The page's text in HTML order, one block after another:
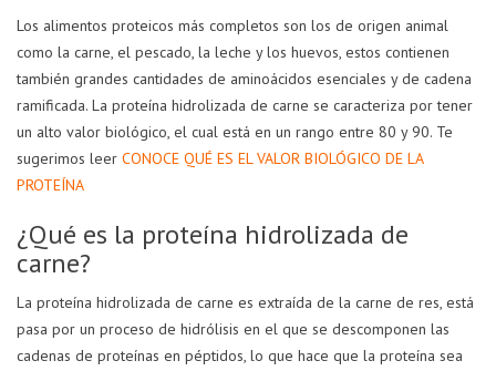
Los alimentos proteicos más completos son los de origen animal
como la carne, el pescado, la leche y los huevos, estos contienen
también grandes cantidades de aminoácidos esenciales y de cadena
ramificada. La proteína hidrolizada de carne se caracteriza por tener
un alto valor biológico, el cual está en un rango entre 80 y 90. Te
sugerimos leer CONOCE QUÉ ES EL VALOR BIOLÓGICO DE LA
PROTEÍNA
¿Qué es la proteína hidrolizada de
carne?
La proteína hidrolizada de carne es extraída de la carne de res, está
pasa por un proceso de hidrólisis en el que se descomponen las
cadenas de proteínas en péptidos, lo que hace que la proteína sea